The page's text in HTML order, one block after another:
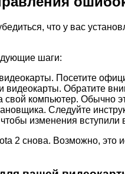
что у вас
шаги:
Посетите
Обратите
компьютер. Обычно
Следуйте
изменения вступили
2 снова. Возможно,